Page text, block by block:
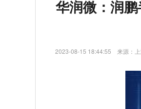
华润微：润
2023-08-15 18:44:55 来源：